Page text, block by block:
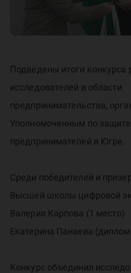
Подведены итоги конкурса
исследователей в области
предпринимательства,
Уполномоченным по
предпринимателей в Югре.
Среди победителей и
Высшей школы цифровой
Валерия Карпова (1 место)
Екатерина Панаева
Конкурс объединил